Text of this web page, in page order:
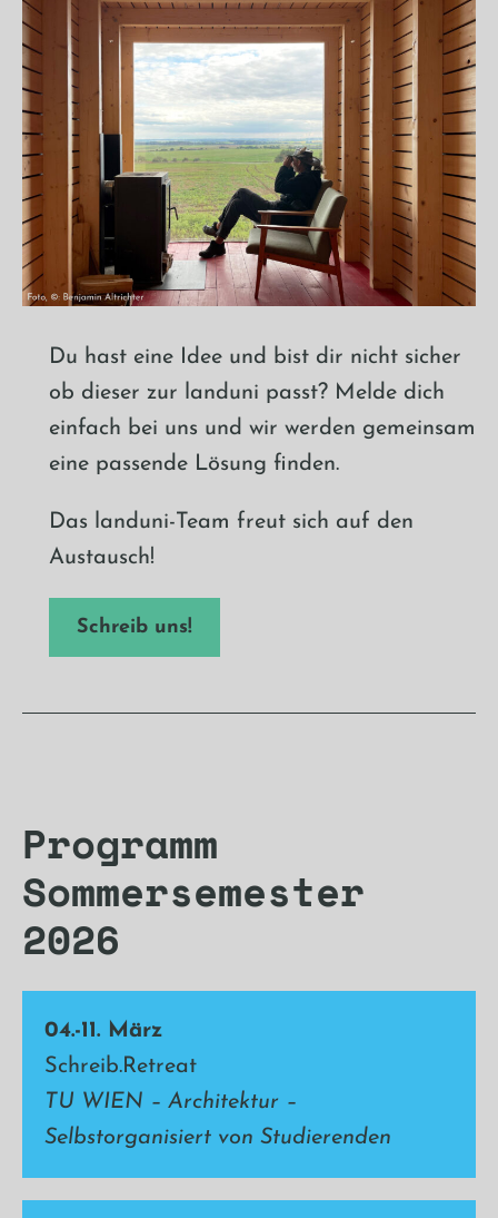
Du hast eine Idee und bist dir nicht sicher
ob dieser zur landuni passt? Melde dich
einfach bei uns und wir werden gemeinsam
eine passende Lösung finden.
Das landuni-Team freut sich auf den
Austausch!
Schreib uns!
Programm
Sommersemester
2026
04.-11. März
Schreib.Retreat
TU WIEN – Architektur –
Selbstorganisiert von Studierenden